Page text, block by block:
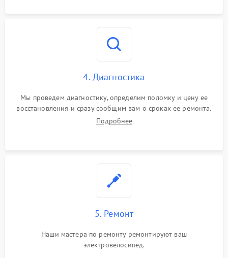
4. Диагностика
Мы проведем диагностику, определим поломку и цену ее
восстановления и сразу сообщим вам о сроках ее ремонта.
Подробнее
5. Ремонт
Наши мастера по ремонту ремонтируют ваш
электровелосипед.